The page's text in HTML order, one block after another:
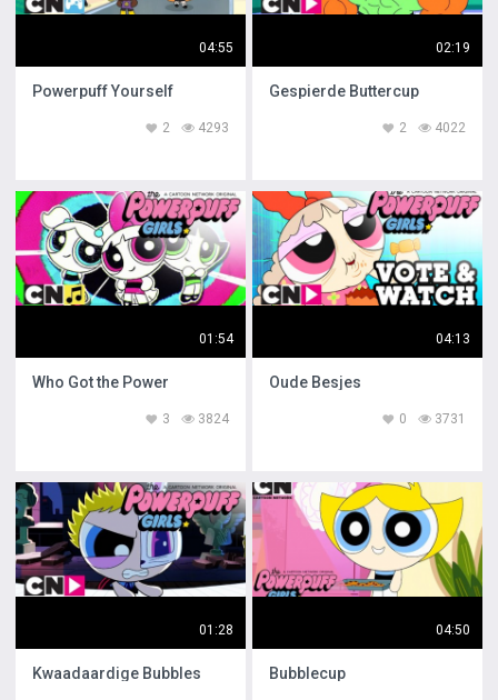
04:55
Powerpuff Yourself
4293
2
02:19
Gespierde Buttercup
4022
2
01:54
Who Got the Power
3824
3
04:13
Oude Besjes
3731
0
01:28
Kwaadaardige Bubbles
04:50
Bubblecup